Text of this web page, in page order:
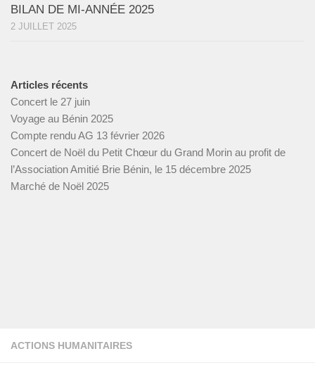
ACTIONS HUMANITAIRES
BILAN DE MI-ANNÉE 2025
2 JUILLET 2025
Articles récents
Concert le 27 juin
Voyage au Bénin 2025
Compte rendu AG 13 février 2026
Concert de Noël du Petit Chœur du Grand Morin au profit de
l’Association Amitié Brie Bénin, le 15 décembre 2025
Marché de Noël 2025